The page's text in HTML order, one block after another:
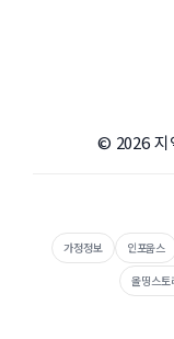
© 2026 지
가정정보 인포웁스
올띵스토